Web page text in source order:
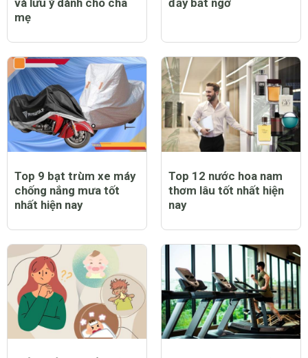
và lưu ý dành cho cha
mẹ
đầy bất ngờ
Top 9 bạt trùm xe máy
chống nắng mưa tốt
nhất hiện nay
Top 12 nước hoa nam
thơm lâu tốt nhất hiện
nay